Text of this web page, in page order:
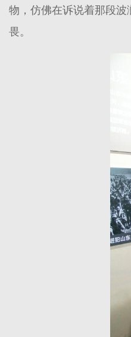
物，仿佛在诉说着那段
畏。